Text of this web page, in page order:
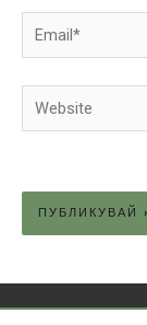
Email*
Website